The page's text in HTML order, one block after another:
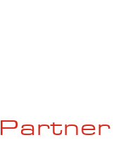
Partner